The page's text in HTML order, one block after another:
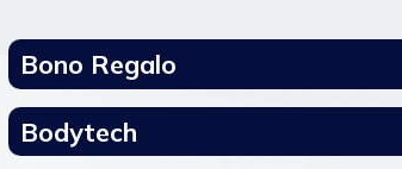
Bono Regalo
Bodytech